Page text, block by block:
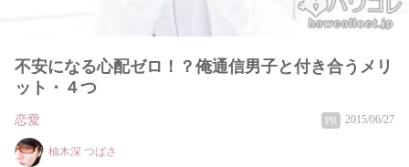
不安になる心配ゼロ！？俺通信男子と付き合うメリ
ット・４つ
恋愛 PR 2015/06/27
柚木深 つばさ